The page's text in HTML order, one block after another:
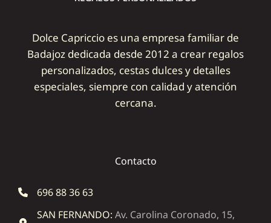
Dolce Capriccio es una empresa familiar de
Badajoz dedicada desde 2012 a crear regalos
personalizados, cestas dulces y detalles
especiales, siempre con calidad y atención
cercana.
Contacto
696 88 36 63
SAN FERNANDO: Av. Carolina Coronado, 15,